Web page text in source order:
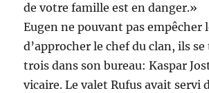
de votre famille est en danger.»
Eugen ne pouvant pas empêcher
d’approcher le chef du clan, ils
trois dans son bureau: Kaspar
vicaire. Le valet Rufus avait servi